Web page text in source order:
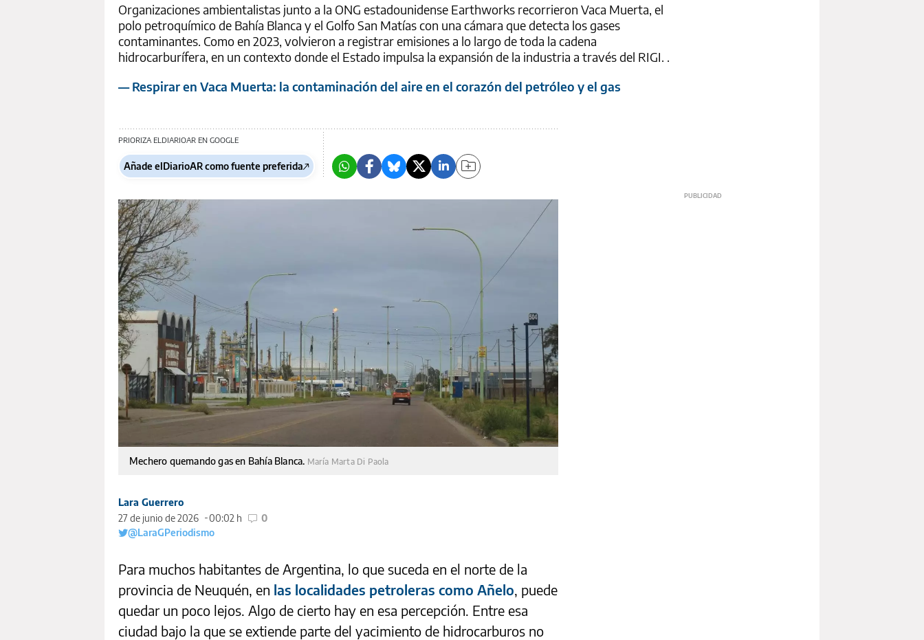
Organizaciones ambientalistas junto a la ONG estadounidense Earthworks recorrieron Vaca Muerta, el
polo petroquímico de Bahía Blanca y el Golfo San Matías con una cámara que detecta los gases
contaminantes. Como en 2023, volvieron a registrar emisiones a lo largo de toda la cadena
hidrocarburífera, en un contexto donde el Estado impulsa la expansión de la industria a través del RIGI. .
— Respirar en Vaca Muerta: la contaminación del aire en el corazón del petróleo y el gas
PRIORIZA ELDIARIOAR EN GOOGLE
Añade elDiarioAR como fuente preferida
Mechero quemando gas en Bahía Blanca. María Marta Di Paola
Lara Guerrero
27 de junio de 2026
00:02 h
0
@LaraGPeriodismo
Para muchos habitantes de Argentina, lo que suceda en el norte de la
provincia de Neuquén, en las localidades petroleras como Añelo, puede
quedar un poco lejos. Algo de cierto hay en esa percepción. Entre esa
ciudad bajo la que se extiende parte del yacimiento de hidrocarburos no